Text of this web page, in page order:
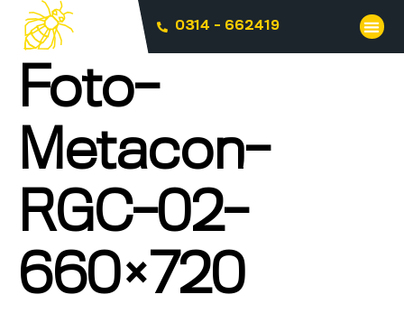
0314 - 662419
Foto-
Metacon-
RGC-02-
660×720